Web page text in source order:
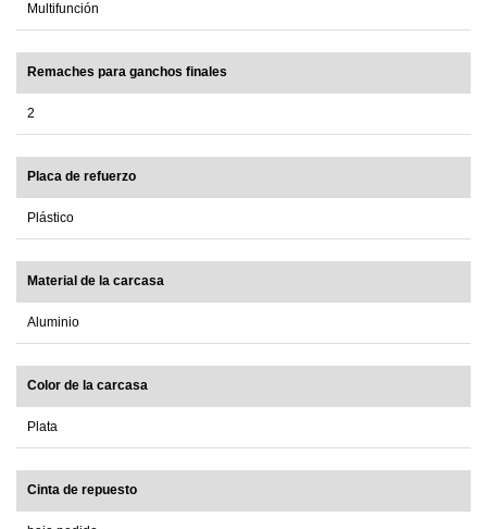
Multifunción
Remaches para ganchos finales
2
Placa de refuerzo
Plástico
Material de la carcasa
Aluminio
Color de la carcasa
Plata
Cinta de repuesto